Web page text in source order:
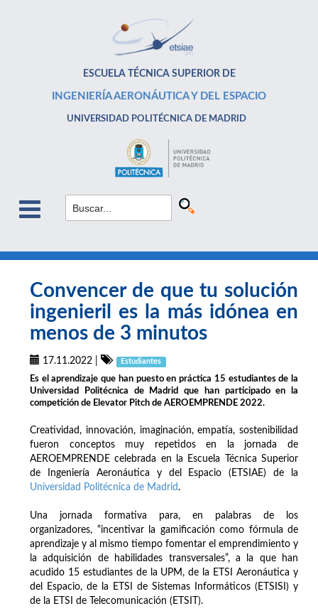
ESCUELA TÉCNICA SUPERIOR DE
INGENIERÍA AERONÁUTICA Y DEL ESPACIO
UNIVERSIDAD POLITÉCNICA DE MADRID
Convencer de que tu solución
ingenieril es la más idónea en
menos de 3 minutos
17.11.2022 Estudiantes
Es el aprendizaje que han puesto en práctica 15 estudiantes de la
Universidad Politécnica de Madrid que han participado en la
competición de Elevator Pitch de AEROEMPRENDE 2022.
Creatividad, innovación, imaginación, empatía, sostenibilidad
fueron conceptos muy repetidos en la jornada de
AEROEMPRENDE celebrada en la Escuela Técnica Superior
de Ingeniería Aeronáutica y del Espacio (ETSIAE) de la
Universidad Politécnica de Madrid .
Una jornada formativa para, en palabras de los
organizadores, “incentivar la gamificación como fórmula de
aprendizaje y al mismo tiempo fomentar el emprendimiento y
la adquisición de habilidades transversales”, a la que han
acudido 15 estudiantes de la UPM, de la ETSI Aeronáutica y
del Espacio, de la ETSI de Sistemas Informáticos (ETSISI) y
de la ETSI de Telecomunicación (ETSIT).